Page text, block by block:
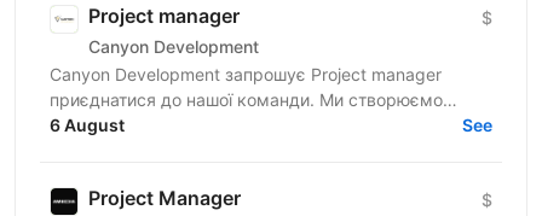
Project manager
Canyon Development
$
Canyon Development запрошує Project manager
приєднатися до нашої команди. Ми створюємо
інноваційні пристрої для замовників у Канаді, США,
6 August See
Project Manager $